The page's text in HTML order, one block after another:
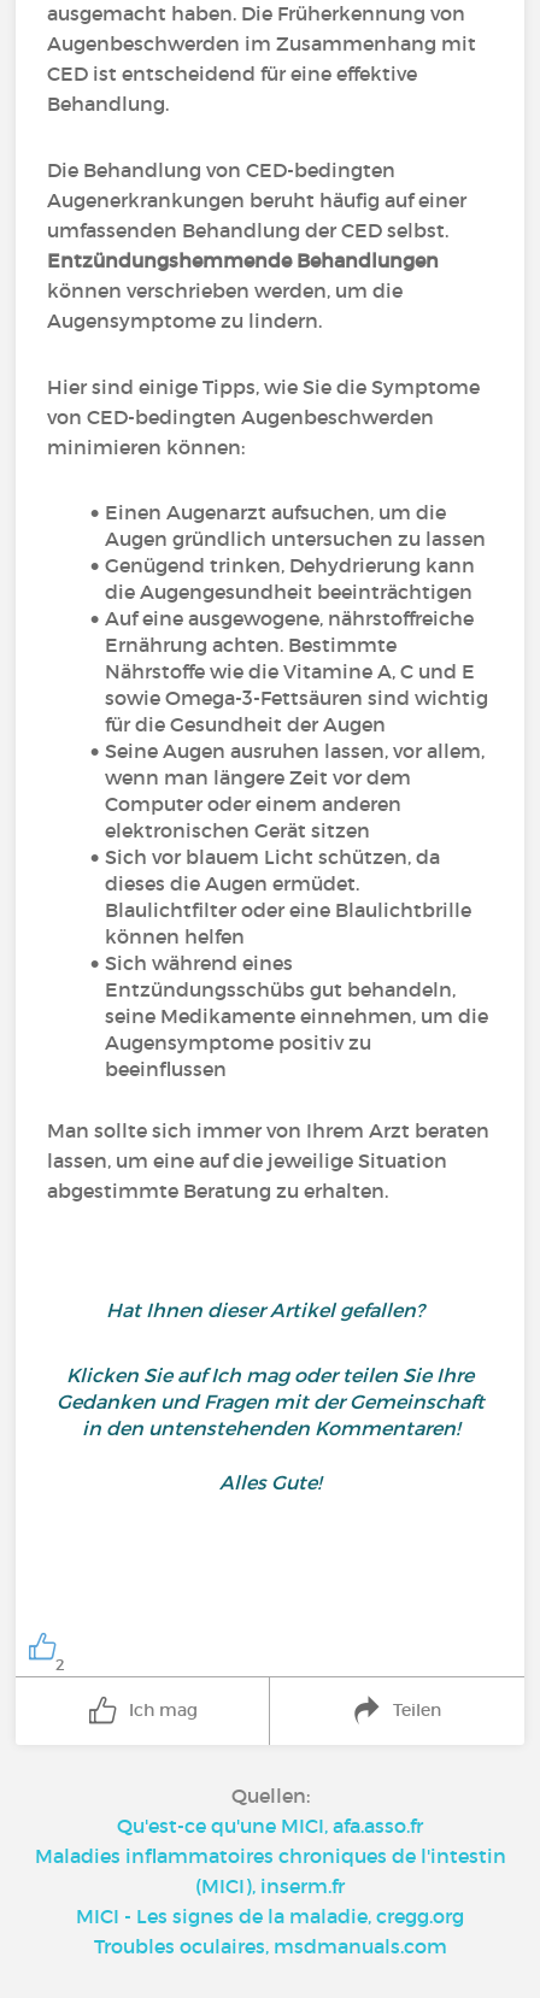
ausgemacht haben. Die Früherkennung von
Augenbeschwerden im Zusammenhang mit
CED ist entscheidend für eine effektive
Behandlung.
Die Behandlung von CED-bedingten
Augenerkrankungen beruht häufig auf einer
umfassenden Behandlung der CED selbst.
Entzündungshemmende Behandlungen
können verschrieben werden, um die
Augensymptome zu lindern.
Hier sind einige Tipps, wie Sie die Symptome
von CED-bedingten Augenbeschwerden
minimieren können:
Einen Augenarzt aufsuchen, um die
Augen gründlich untersuchen zu lassen
Genügend trinken, Dehydrierung kann
die Augengesundheit beeinträchtigen
Auf eine ausgewogene, nährstoffreiche
Ernährung achten. Bestimmte
Nährstoffe wie die Vitamine A, C und E
sowie Omega-3-Fettsäuren sind wichtig
für die Gesundheit der Augen
Seine Augen ausruhen lassen, vor allem,
wenn man längere Zeit vor dem
Computer oder einem anderen
elektronischen Gerät sitzen
Sich vor blauem Licht schützen, da
dieses die Augen ermüdet.
Blaulichtfilter oder eine Blaulichtbrille
können helfen
Sich während eines
Entzündungsschübs gut behandeln,
seine Medikamente einnehmen, um die
Augensymptome positiv zu
beeinflussen
Man sollte sich immer von Ihrem Arzt beraten
lassen, um eine auf die jeweilige Situation
abgestimmte Beratung zu erhalten.
Hat Ihnen dieser Artikel gefallen?
Klicken Sie auf Ich mag oder teilen Sie Ihre
Gedanken und Fragen mit der Gemeinschaft
in den untenstehenden Kommentaren!
Alles Gute!
2
Ich mag Teilen
Quellen:
Qu'est-ce qu'une MICI, afa.asso.fr
Maladies inflammatoires chroniques de l'intestin
(MICI), inserm.fr
MICI - Les signes de la maladie, cregg.org
Troubles oculaires, msdmanuals.com